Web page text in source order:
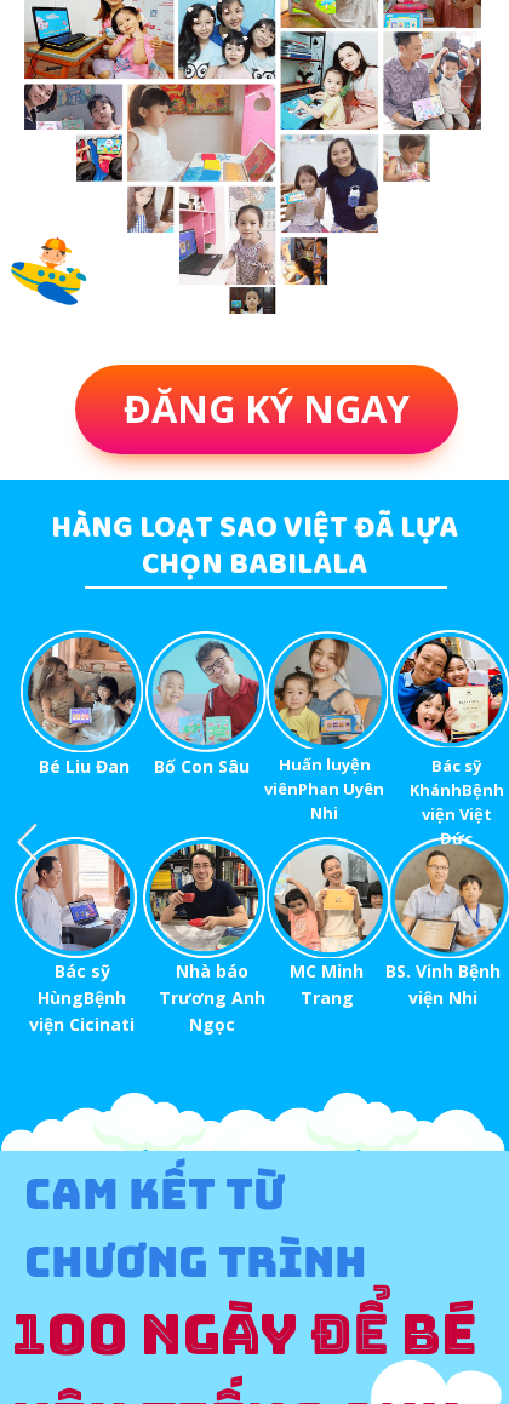
ĐĂNG KÝ NGAY
Huấn luyện
viênPhan Uyên
Nhi
Bé Liu Đan
Bác sỹ
KhánhBệnh
viện Việt
Đức
Bác sỹ
HùngBệnh
viện Cicinati
MC Minh
Trang
Nhà báo
Trương Anh
Ngọc
BS. Vinh Bệnh
viện Nhi
Bố Con Sâu
HÀNG LOẠT SAO VIỆT ĐÃ LỰA
CHỌN BABILALA
CAM KẾT TỪ
CHƯƠNG TRÌNH
100 NGÀY ĐỂ BÉ